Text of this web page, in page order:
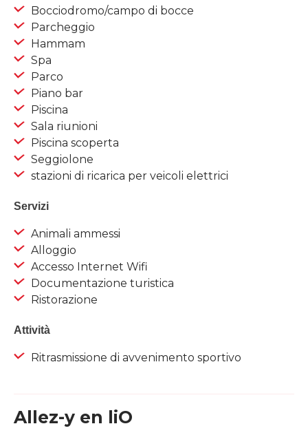
Bocciodromo/campo di bocce
Parcheggio
Hammam
Spa
Parco
Piano bar
Piscina
Sala riunioni
Piscina scoperta
Seggiolone
stazioni di ricarica per veicoli elettrici
Servizi
Animali ammessi
Alloggio
Accesso Internet Wifi
Documentazione turistica
Ristorazione
Attività
Ritrasmissione di avvenimento sportivo
Allez-y en liO